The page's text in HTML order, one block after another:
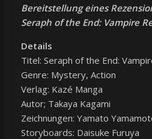
Bereitstellung eines
Seraph of the End: Vampire
Details
Titel: Seraph of the End:
Genre: Mystery, Action
Verlag: Kazé Manga
Autor; Takaya Kagami
Zeichnungen: Yamato
Storyboards: Daisuke Furuya